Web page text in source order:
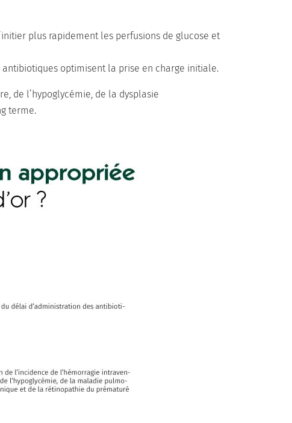
plus rapidement les perfusions de glucose et
optimisent la prise en charge initiale.
de l’hypoglycémie, de la dysplasie
terme.